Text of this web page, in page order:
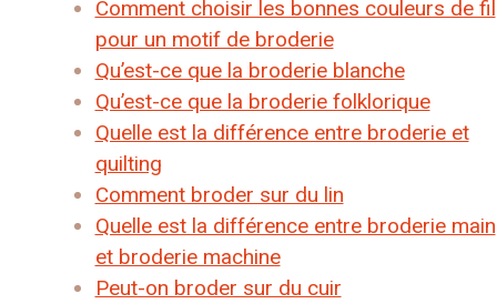
Comment choisir les bonnes couleurs de fil
pour un motif de broderie
Qu’est-ce que la broderie blanche
Qu’est-ce que la broderie folklorique
Quelle est la différence entre broderie et
quilting
Comment broder sur du lin
Quelle est la différence entre broderie main
et broderie machine
Peut-on broder sur du cuir